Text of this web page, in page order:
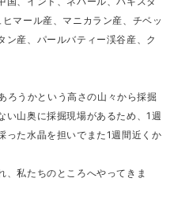
マール産、マニカラン産、チベッ
ン産、パールバティー渓谷産、ク
ろうかという高さの山々から採掘
い山奥に採掘現場があるため、1週
った水晶を担いでまた1週間近くか
、私たちのところへやってきま